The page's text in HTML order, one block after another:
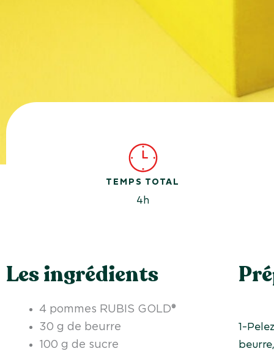
TEMPS TOTAL
4h
Les ingrédients
4 pommes RUBIS GOLD®
30 g de beurre
100 g de sucre
1-